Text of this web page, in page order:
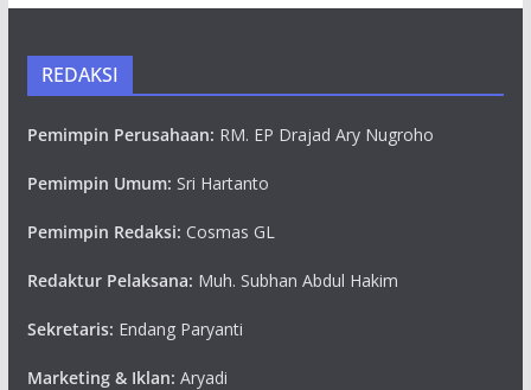
REDAKSI
Pemimpin Perusahaan: RM. EP Drajad Ary Nugroho
Pemimpin Umum: Sri Hartanto
Pemimpin Redaksi: Cosmas GL
Redaktur Pelaksana: Muh. Subhan Abdul Hakim
Sekretaris: Endang Paryanti
Marketing & Iklan: Aryadi